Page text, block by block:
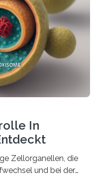
In
Zellorganellen, die
und bei der